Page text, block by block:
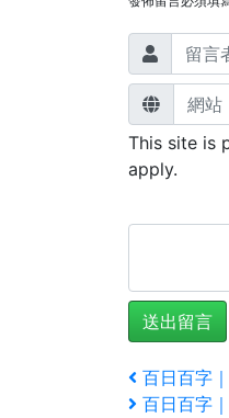
This site is
apply.
文
上
一
百日百字
下
百日百字